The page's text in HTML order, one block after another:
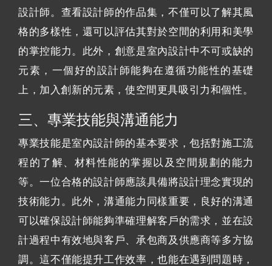
設計師。查看設計師的作品集，不僅可以了解其風
格的多樣性，還可以評估其對於空間的利用和美學
的掌控能力。此外，創意是室內設計中不可或缺的
元素，一個好的設計師能夠在遵循功能性的基礎
上，加入創新的元素，使空間更具吸引力和個性。
三、專業技能與溝通能力
專業技能是室內設計師的基本要求，包括對施工流
程的了解、材料性能的掌握以及空間規劃的能力
等。一位合格的設計師應該具備將設計理念實現的
技術能力。此外，溝通能力同樣重要，良好的溝通
可以確保設計師能夠準確理解客戶的需求，並在設
計過程中有效地與客戶、承包商及供應商等多方協
調。這不僅能提升工作效率，也能在遇到問題時，